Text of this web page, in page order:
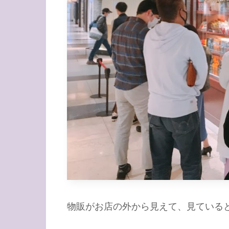
物販がお店の外から見えて、見てい